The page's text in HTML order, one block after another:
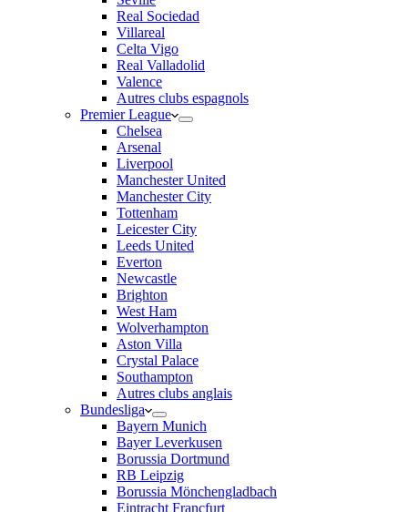
Real Sociedad
Villareal
Celta Vigo
Real Valladolid
Valence
Autres clubs espagnols
Premier League
Chelsea
Arsenal
Liverpool
Manchester United
Manchester City
Tottenham
Leicester City
Leeds United
Everton
Newcastle
Brighton
West Ham
Wolverhampton
Aston Villa
Crystal Palace
Southampton
Autres clubs anglais
Bundesliga
Bayern Munich
Bayer Leverkusen
Borussia Dortmund
RB Leipzig
Borussia Mönchengladbach
Eintracht Francfurt